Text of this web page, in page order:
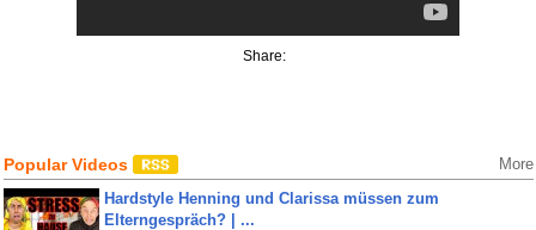
Share:
Popular Videos More
Hardstyle Henning und Clarissa müssen zum
Elterngespräch? | ...